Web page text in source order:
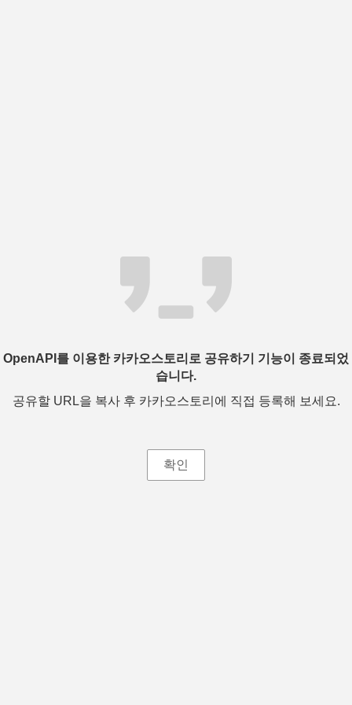
OpenAPI를 이용한 카카오스토리로 공유하기 기능이 종료되었
습니다.
공유할 URL을 복사 후 카카오스토리에 직접 등록해 보세요.
확인